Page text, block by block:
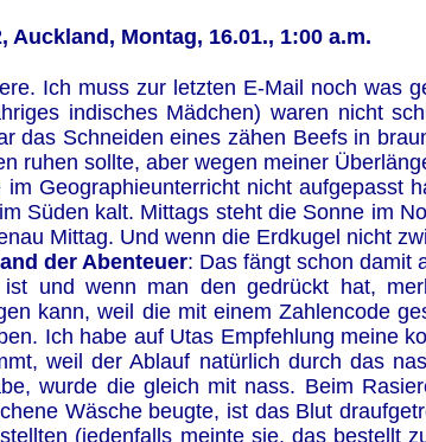
Auckland, Montag, 16.01., 1:00 a.m.
Ich muss zur letzten E-Mail noch was
indisches Mädchen) waren nicht
das Schneiden eines zähen Beefs in
ruhen sollte, aber wegen meiner
im Geographieunterricht nicht aufgepasst
Süden kalt. Mittags steht die Sonne im
Mittag. Und wenn die Erdkugel nicht
der Abenteuer: Das fängt schon damit
ist und wenn man den gedrückt hat,
kann, weil die mit einem Zahlencode
Ich habe auf Utas Empfehlung meine
weil der Ablauf natürlich durch das
wurde die gleich mit nass. Beim
Wäsche beugte, ist das Blut
(jedenfalls meinte sie, das bestellt